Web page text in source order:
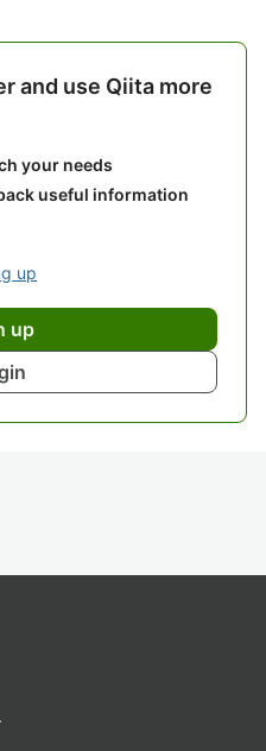
and use Qiita more
your needs
useful information
up
up